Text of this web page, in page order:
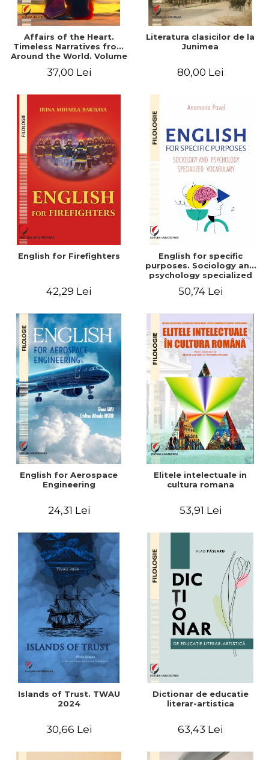
Affairs of the Heart.
Timeless Narratives from
Around the World. Volume
37,00 Lei
Literatura clasicilor de la
Junimea
80,00 Lei
English for Firefighters
42,29 Lei
English for specific
purposes. Sociology and
psychology specialized
50,74 Lei
English for Aerospace
Engineering
24,31 Lei
Elitele intelectuale in
cultura romana
53,91 Lei
Islands of Trust. TWAU
2024
30,66 Lei
Dictionar de educatie
literar-artistica
63,43 Lei